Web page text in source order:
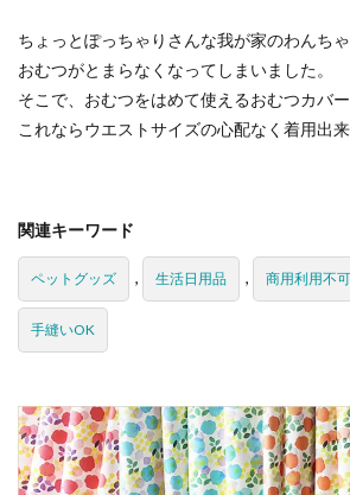
ちょっとぽっちゃりさんな我が家のわんちゃ
おむつがとまらなくなってしまいました。
そこで、おむつをはめて使えるおむつカバー
これならウエストサイズの心配なく着用出来
関連キーワード
ペットグッズ , 生活日用品 , 商用利用不可
手縫いOK